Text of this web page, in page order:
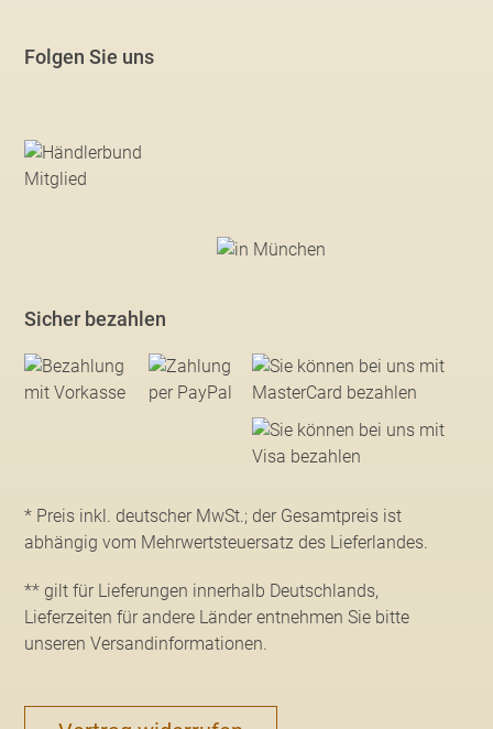
Folgen Sie uns
Sicher bezahlen
* Preis inkl. deutscher MwSt.; der Gesamtpreis ist
abhängig vom Mehrwertsteuersatz des Lieferlandes.
** gilt für Lieferungen innerhalb Deutschlands,
Lieferzeiten für andere Länder entnehmen Sie bitte
unseren Versandinformationen.